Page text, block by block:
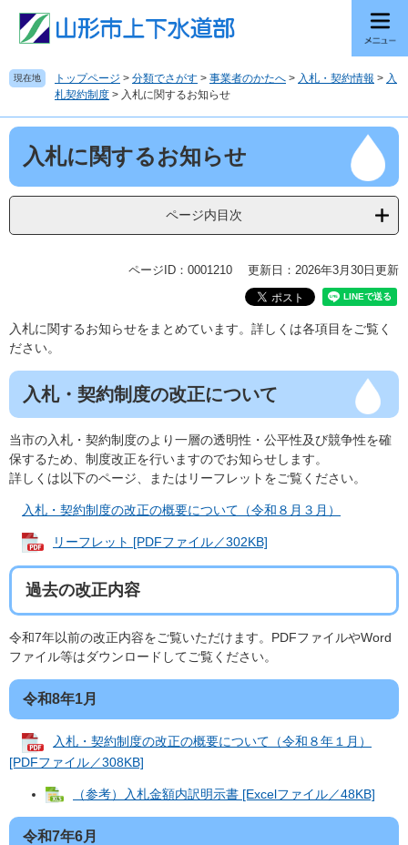
の
先
ー
を
本
文
現在地 トップページ > 分類でさがす > 事業者のかたへ > 入札・契約情報 > 入
札契約制度 > 入札に関するお知らせ
本
入札に関するお知らせ
ページ内目次
ページID：0001210 更新日：2026年3月30日更新
入札に関するお知らせをまとめています。詳しくは各項目をご覧く
ださい。
入札・契約制度の改正について
当市の入札・契約制度のより一層の透明性・公平性及び競争性を確
保するため、制度改正を行いますのでお知らせします。
詳しくは以下のページ、またはリーフレットをご覧ください。
入札・契約制度の改正の概要について（令和８月３月）
リーフレット [PDFファイル／302KB]
過去の改正内容
令和7年以前の改正内容をご覧いただけます。PDFファイルやWord
ファイル等はダウンロードしてご覧ください。
令和8年1月
入札・契約制度の改正の概要について（令和８年１月）
[PDFファイル／308KB]
（参考）入札金額内訳明示書 [Excelファイル／48KB]
令和7年6月